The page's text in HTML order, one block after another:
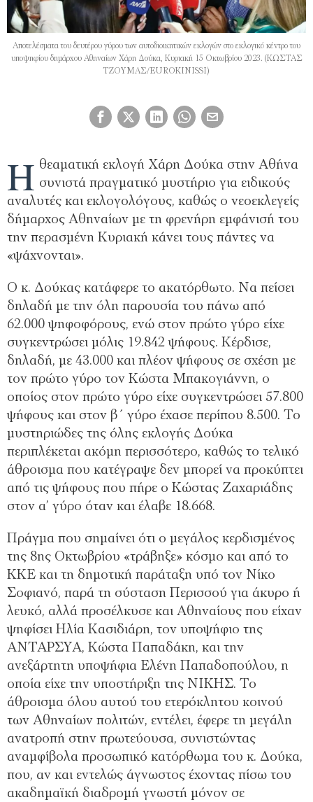
Αποτελέσματα του δευτέρου γύρου των αυτοδιοικητικών εκλογών στο εκλογικό κέντρο του
υποψηφίου δημάρχου Αθηναίων Χάρη Δούκα, Κυριακή 15 Οκτωβρίου 2023. (ΚΩΣΤΑΣ
ΤΖΟΥΜΑΣ/EUROKINISSI)
Η θεαματική εκλογή Χάρη Δούκα στην Αθήνα
συνιστά πραγματικό μυστήριο για ειδικούς
αναλυτές και εκλογολόγους, καθώς ο νεοεκλεγείς
δήμαρχος Αθηναίων με τη φρενήρη εμφάνισή του
την περασμένη Κυριακή κάνει τους πάντες να
«ψάχνονται».
Ο κ. Δούκας κατάφερε το ακατόρθωτο. Να πείσει
δηλαδή με την όλη παρουσία του πάνω από
62.000 ψηφοφόρους, ενώ στον πρώτο γύρο είχε
συγκεντρώσει μόλις 19.842 ψήφους. Κέρδισε,
δηλαδή, με 43.000 και πλέον ψήφους σε σχέση με
τον πρώτο γύρο τον Κώστα Μπακογιάννη, ο
οποίος στον πρώτο γύρο είχε συγκεντρώσει 57.800
ψήφους και στον β΄ γύρο έχασε περίπου 8.500. Το
μυστηριώδες της όλης εκλογής Δούκα
περιπλέκεται ακόμη περισσότερο, καθώς το τελικό
άθροισμα που κατέγραψε δεν μπορεί να προκύπτει
από τις ψήφους που πήρε ο Κώστας Ζαχαριάδης
στον α’ γύρο όταν και έλαβε 18.668.
Πράγμα που σημαίνει ότι ο μεγάλος κερδισμένος
της 8ης Οκτωβρίου «τράβηξε» κόσμο και από το
ΚΚΕ και τη δημοτική παράταξη υπό τον Νίκο
Σοφιανό, παρά τη σύσταση Περισσού για άκυρο ή
λευκό, αλλά προσέλκυσε και Αθηναίους που είχαν
ψηφίσει Ηλία Κασιδιάρη, τον υποψήφιο της
ΑΝΤΑΡΣΥΑ, Κώστα Παπαδάκη, και την
ανεξάρτητη υποψήφια Ελένη Παπαδοπούλου, η
οποία είχε την υποστήριξη της ΝΙΚΗΣ. Το
άθροισμα όλου αυτού του ετερόκλητου κοινού
των Αθηναίων πολιτών, εντέλει, έφερε τη μεγάλη
ανατροπή στην πρωτεύουσα, συνιστώντας
αναμφίβολα προσωπικό κατόρθωμα του κ. Δούκα,
που, αν και εντελώς άγνωστος έχοντας πίσω του
ακαδημαϊκή διαδρομή γνωστή μόνον σε